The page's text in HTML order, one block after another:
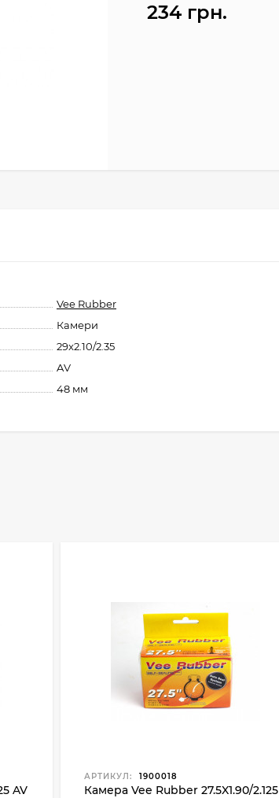
234 грн.
Vee Rubber
Камери
29x2.10/2.35
AV
48 мм
AV
АРТИКУЛ: 1900018
Камера Vee Rubber 27.5X1.90/2.125